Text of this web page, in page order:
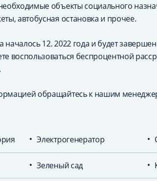
объекты социального
автобусная остановка и прочее.
началось 12. 2022 года и будет
воспользоваться беспроцентной
обращайтесь к нашим
Электрогенератор
Зеленый сад